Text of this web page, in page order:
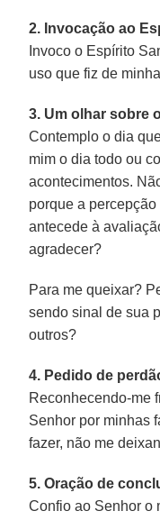
2. Invocação ao
Invoco o Espírito
uso que fiz de
3. Um olhar sobre
Contemplo o dia
mim o dia todo ou
acontecimentos.
porque a
antecede à
agradecer?
Para me queixar?
sendo sinal de sua
outros?
4. Pedido de
Reconhecendo-me
Senhor por minhas
fazer, não me
5. Oração de
Confio ao Senhor o